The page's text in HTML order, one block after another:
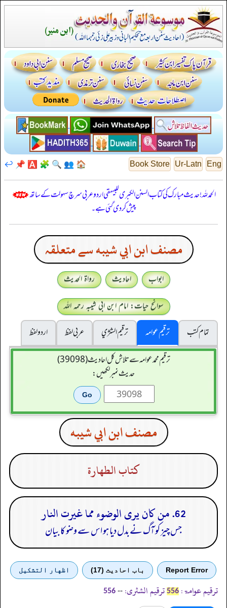
Eng
Ur-Latn
Book Store
🏠
👥
🔍
🧩
🅰️
📌
↩️
الحمدللہ! حدیث مبارک کی کتاب السنن الكبرى للبيهقي اردو عربی سرچ سہولت کے ساتھ
پیش کر دی گئی ہے۔
مصنف ابن ابي شيبه سے متعلقہ
ابواب احادیث
رواۃ الحدیث
سوانح حیات: امام ابن ابی شیبہ رحمہ اللہ
تمام کتب
ترقیم عوامہ ترقيم الشژي عربی لفظ
اردو لفظ
ترقیم محمدعوامہ سے تلاش کل احادیث (39098)
حدیث نمبر لکھیں:
مصنف ابن ابي شيبه
كتاب الطهارة
62. من كان يرى الوضوء مما غيرت النار
جس چیز کو آگ نے بدل دیا ہو اس سے وضو کا بیان
Report Error باب احادیث (17) اظهار التشكيل
ترقیم عوامۃ: 556 ترقیم الشثری: --
556